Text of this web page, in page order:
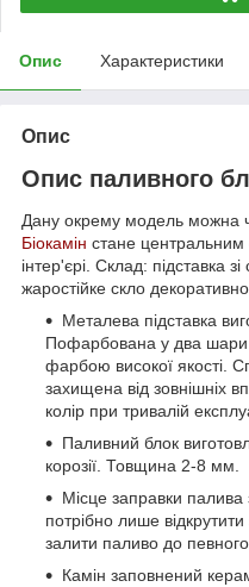
Опис Характеристики
Опис
Опис паливного
Дану окрему модель можна
Біокамін стане
інтер'єрі. Склад: підставка
жаростійке скло
Металева підставка
Пофарбована у два шари
фарбою високої якості.
захищена від зовнішніх
колір при тривалій
Паливний блок
корозії. Товщина 2-8 мм.
Місце заправки
потрібно лише
залити паливо до певного
Камін заповнений